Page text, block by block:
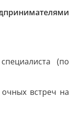
(по
очных встреч на